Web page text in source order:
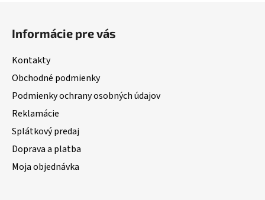
Informácie pre vás
Kontakty
Obchodné podmienky
Podmienky ochrany osobných údajov
Reklamácie
Splátkový predaj
Doprava a platba
Moja objednávka